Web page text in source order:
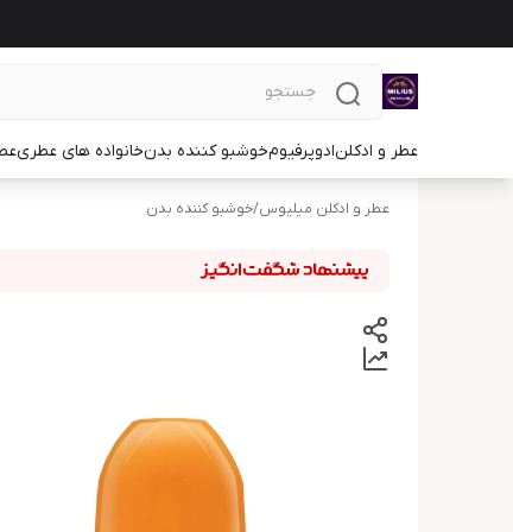
عطر و ادکلنادوپرفیومخوشبو کننده بدنخانواده های عطری
عطر و ادکلن میلیوس/خوشبو کننده بدن